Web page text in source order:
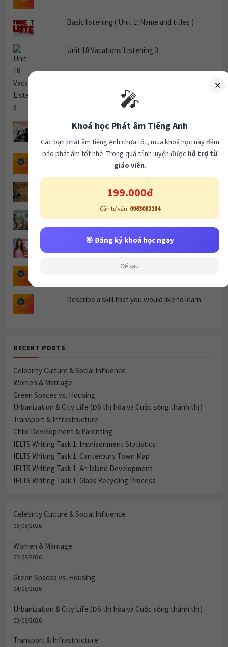
Basic listening ( Unit 1: Name and titles )
Unit 18 Vacations Listening 3
GIẢI ĐỀ Cambridge IELTS 19 – Test 4: Reading
Passage 1
Unit 2 Plans Listening 3
TRẮC NGHIỆM THÌ QUÁ KHỨ ĐƠN.
Khóa học
Describe a skill that you would like to learn.
RECENT POSTS
Celebrity Culture & Social Influence
Women & Marriage
Green Spaces vs. Housing
Urbanization & City Life (Đô thị hóa và Cuộc sống thành thị)
Transport & Infrastructure
Child Development & Parenting
IELTS Writing Task 1: Imprisonment Statistics
IELTS Writing Task 1: Canterbury Town Map
IELTS Writing Task 1: An Island Development
IELTS Writing Task 1: Glass Recycling Process
Celebrity Culture & Social Influence
06/08/2026
Women & Marriage
05/08/2026
Green Spaces vs. Housing
04/08/2026
Urbanization & City Life (Đô thị hóa và Cuộc sống thành thị)
03/08/2026
Transport & Infrastructure
✕
🎤
Khoá học Phát âm Tiếng Anh
Các bạn phát âm tiếng Anh chưa tốt, mua khoá học này đảm
bảo phát âm tốt nhé. Trong quá trình luyện được hỗ trợ từ
giáo viên.
199.000đ
Cần tư vấn: 0963082184
🎯 Đăng ký khoá học ngay
Để sau